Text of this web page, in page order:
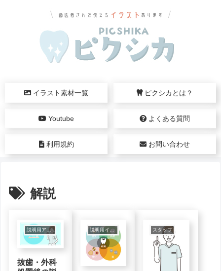
イラスト素材一覧 ピクシカとは？
Youtube よくある質問
利用規約 お問い合わせ
解説
説明用アニメ動画
抜歯・外科
説明用インフォグラフィック スタッフ